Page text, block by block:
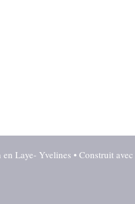
Laye- Yvelines • Construit avec